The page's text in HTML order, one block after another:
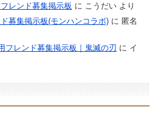
レンド募集掲示板 に こうだいより
募集掲示板(モンハンコラボ)に 匿名
フレンド募集掲示板｜鬼滅の刃 に イ